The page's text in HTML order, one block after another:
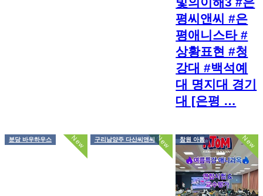
평씨앤씨 #은
평애니스타 #
상황표현 #청
강대 #백석예
대 명지대 경기
대 [은평 …
New
분당 바우하우스 New
구리남양주 다산씨앤씨 New
창원 아톰